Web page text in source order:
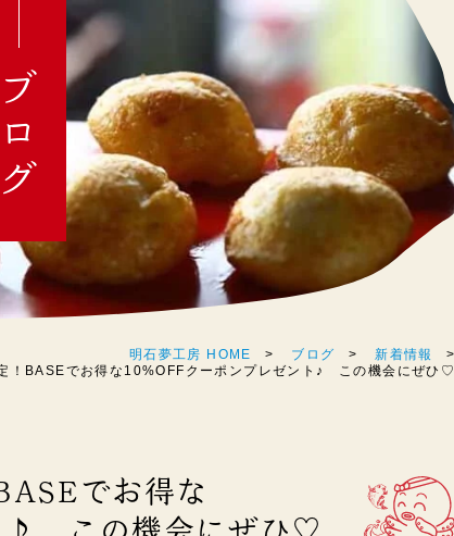
ブログ
明石夢工房 HOME ブログ
新着情報
！BASEでお得な10%OFFクーポンプレゼント♪ この機会にぜひ♡
でお得な